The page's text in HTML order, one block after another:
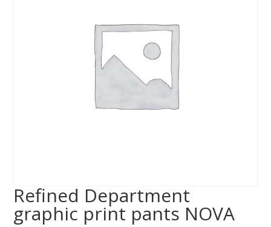
Refined Department
graphic print pants NOVA